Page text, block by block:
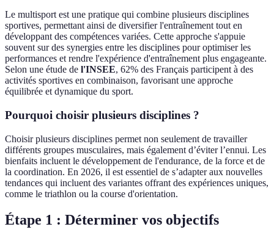
Le multisport est une pratique qui combine plusieurs disciplines
sportives, permettant ainsi de diversifier l'entraînement tout en
développant des compétences variées. Cette approche s'appuie
souvent sur des synergies entre les disciplines pour optimiser les
performances et rendre l'expérience d'entraînement plus engageante.
Selon une étude de l'INSEE, 62% des Français participent à des
activités sportives en combinaison, favorisant une approche
équilibrée et dynamique du sport.
Pourquoi choisir plusieurs disciplines ?
Choisir plusieurs disciplines permet non seulement de travailler
différents groupes musculaires, mais également d’éviter l’ennui. Les
bienfaits incluent le développement de l'endurance, de la force et de
la coordination. En 2026, il est essentiel de s’adapter aux nouvelles
tendances qui incluent des variantes offrant des expériences uniques,
comme le triathlon ou la course d'orientation.
Étape 1 : Déterminer vos objectifs